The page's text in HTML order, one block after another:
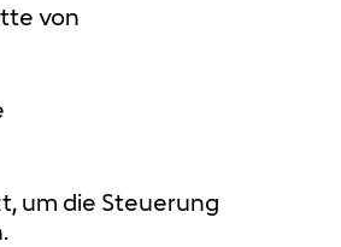
von
um die Steuerung